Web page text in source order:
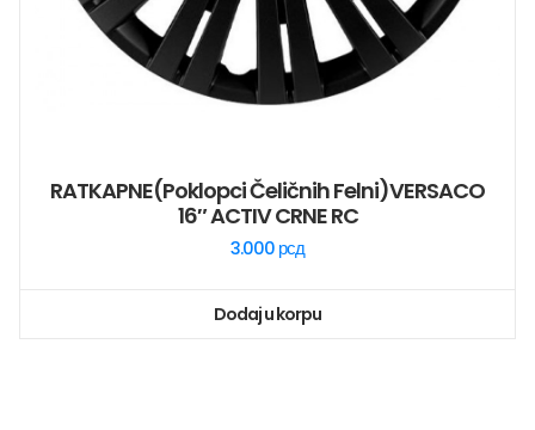
RATKAPNE(poklopci Čeličnih Felni)VERSACO
16″ ACTIV CRNE RC
3.000 рсд
Dodaj u korpu